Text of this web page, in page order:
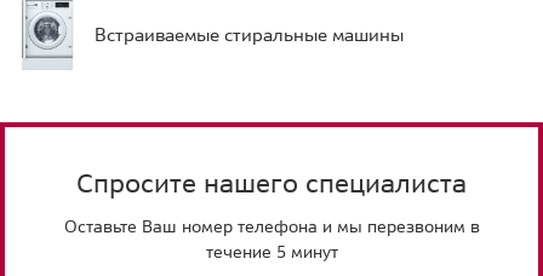
Встраиваемые стиральные машины
Спросите нашего специалиста
Оставьте Ваш номер телефона и мы перезвоним в
течение 5 минут